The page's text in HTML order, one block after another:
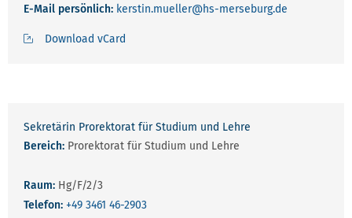
E-Mail persönlich: kerstin.mueller@hs-merseburg.de
Download vCard
Sekretärin Prorektorat für Studium und Lehre
Bereich: Prorektorat für Studium und Lehre
Raum: Hg/F/2/3
Telefon: +49 3461 46-2903